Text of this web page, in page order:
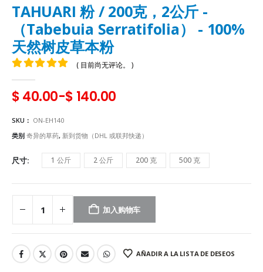
TAHUARI 粉 / 200克，2公斤 -
（Tabebuia Serratifolia） - 100%
天然树皮草本粉
( 目前尚无评论。 )
$40.00-$ 140.00
SKU： ON-EH140
类别 奇异的草药, 新到货物（DHL 或联邦快递）
尺寸 1 公斤 2 公斤 200 克 500 克
加入购物车
AÑADIR A LA LISTA DE DESEOS